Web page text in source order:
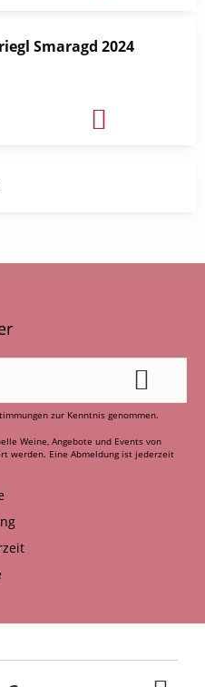
Smaragd 2024
zur Kenntnis genommen.
Weine, Angebote und Events von
werden. Eine Abmeldung ist jederzeit